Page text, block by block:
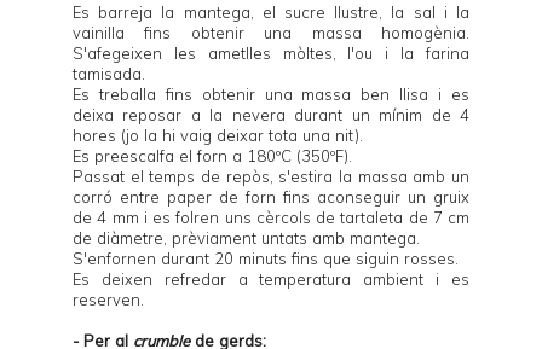
Es barreja la mantega, el sucre llustre, la sal i la
vainilla fins obtenir una massa homogènia.
S'afegeixen les ametlles mòltes, l'ou i la farina
tamisada.
Es treballa fins obtenir una massa ben llisa i es
deixa reposar a la nevera durant un mínim de 4
hores (jo la hi vaig deixar tota una nit).
Es preescalfa el forn a 180ºC (350ºF).
Passat el temps de repòs, s'estira la massa amb un
corró entre paper de forn fins aconseguir un gruix
de 4 mm i es folren uns cèrcols de tartaleta de 7 cm
de diàmetre, prèviament untats amb mantega.
S'enfornen durant 20 minuts fins que siguin rosses.
Es deixen refredar a temperatura ambient i es
reserven.
- Per al crumblede gerds: